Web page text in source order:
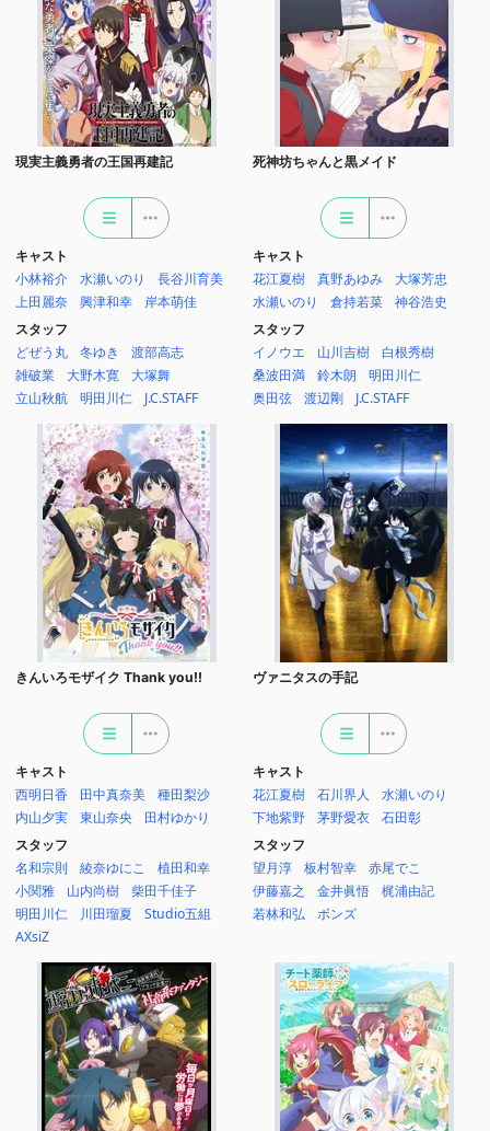
現実主義勇者の王国再建記
キャスト
小林裕介
水瀬いのり
長谷川育美
上田麗奈
興津和幸
岸本萌佳
スタッフ
どぜう丸
冬ゆき
渡部高志
雑破業
大野木寛
大塚舞
立山秋航
明田川仁 J.C.STAFF
死神坊ちゃんと黒メイド
キャスト
花江夏樹
真野あゆみ
大塚芳忠
水瀬いのり
倉持若菜
神谷浩史
スタッフ
イノウエ
山川吉樹
白根秀樹
桑波田満
鈴木朗
明田川仁
奥田弦
渡辺剛 J.C.STAFF
きんいろモザイク Thank you!!
キャスト
西明日香
田中真奈美
種田梨沙
内山夕実
東山奈央
田村ゆかり
スタッフ
名和宗則
綾奈ゆにこ
植田和幸
小関雅
山内尚樹
柴田千佳子
明田川仁
川田瑠夏
Studio五組
AXsiZ
ヴァニタスの手記
キャスト
花江夏樹
石川界人
水瀬いのり
下地紫野
茅野愛衣
石田彰
スタッフ
望月淳
板村智幸
赤尾でこ
伊藤嘉之
金井眞悟
梶浦由記
若林和弘
ボンズ